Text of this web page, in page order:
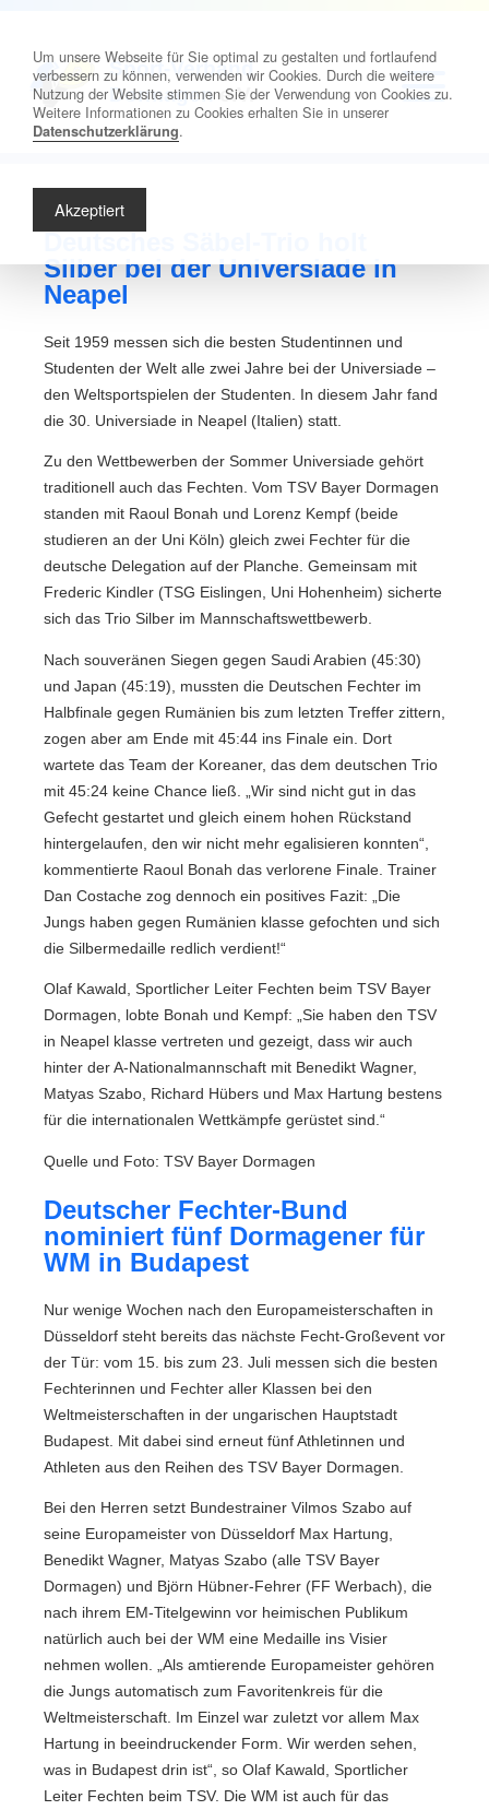
Sport-Verband
Dormagene.V.
Deutsches Säbel-Trio holt
Silber bei der Universiade in
Neapel
Seit 1959 messen sich die besten Studentinnen und
Studenten der Welt alle zwei Jahre bei der Universiade –
den Weltsportspielen der Studenten. In diesem Jahr fand
die 30. Universiade in Neapel (Italien) statt.
Zu den Wettbewerben der Sommer Universiade gehört
traditionell auch das Fechten. Vom TSV Bayer Dormagen
standen mit Raoul Bonah und Lorenz Kempf (beide
studieren an der Uni Köln) gleich zwei Fechter für die
deutsche Delegation auf der Planche. Gemeinsam mit
Frederic Kindler (TSG Eislingen, Uni Hohenheim) sicherte
sich das Trio Silber im Mannschaftswettbewerb.
Nach souveränen Siegen gegen Saudi Arabien (45:30)
und Japan (45:19), mussten die Deutschen Fechter im
Halbfinale gegen Rumänien bis zum letzten Treffer zittern,
zogen aber am Ende mit 45:44 ins Finale ein. Dort
wartete das Team der Koreaner, das dem deutschen Trio
mit 45:24 keine Chance ließ. „Wir sind nicht gut in das
Gefecht gestartet und gleich einem hohen Rückstand
hintergelaufen, den wir nicht mehr egalisieren konnten“,
kommentierte Raoul Bonah das verlorene Finale. Trainer
Dan Costache zog dennoch ein positives Fazit: „Die
Jungs haben gegen Rumänien klasse gefochten und sich
die Silbermedaille redlich verdient!“
Olaf Kawald, Sportlicher Leiter Fechten beim TSV Bayer
Dormagen, lobte Bonah und Kempf: „Sie haben den TSV
in Neapel klasse vertreten und gezeigt, dass wir auch
hinter der A-Nationalmannschaft mit Benedikt Wagner,
Matyas Szabo, Richard Hübers und Max Hartung bestens
für die internationalen Wettkämpfe gerüstet sind.“
Quelle und Foto: TSV Bayer Dormagen
Deutscher Fechter-Bund
nominiert fünf Dormagener für
WM in Budapest
Nur wenige Wochen nach den Europameisterschaften in
Düsseldorf steht bereits das nächste Fecht-Großevent vor
der Tür: vom 15. bis zum 23. Juli messen sich die besten
Fechterinnen und Fechter aller Klassen bei den
Weltmeisterschaften in der ungarischen Hauptstadt
Budapest. Mit dabei sind erneut fünf Athletinnen und
Athleten aus den Reihen des TSV Bayer Dormagen.
Bei den Herren setzt Bundestrainer Vilmos Szabo auf
seine Europameister von Düsseldorf Max Hartung,
Benedikt Wagner, Matyas Szabo (alle TSV Bayer
Dormagen) und Björn Hübner-Fehrer (FF Werbach), die
nach ihrem EM-Titelgewinn vor heimischen Publikum
natürlich auch bei der WM eine Medaille ins Visier
nehmen wollen. „Als amtierende Europameister gehören
die Jungs automatisch zum Favoritenkreis für die
Weltmeisterschaft. Im Einzel war zuletzt vor allem Max
Hartung in beeindruckender Form. Wir werden sehen,
was in Budapest drin ist“, so Olaf Kawald, Sportlicher
Leiter Fechten beim TSV. Die WM ist auch für das
Um unsere Webseite für Sie optimal zu gestalten und fortlaufend
verbessern zu können, verwenden wir Cookies. Durch die weitere
Nutzung der Website stimmen Sie der Verwendung von Cookies zu.
Weitere Informationen zu Cookies erhalten Sie in unserer
Datenschutzerklärung.
Akzeptiert